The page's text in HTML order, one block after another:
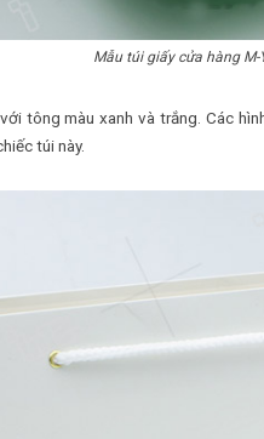
Mẫu túi giấy cửa hàng M-
tông màu xanh và trắng. Các
túi này.